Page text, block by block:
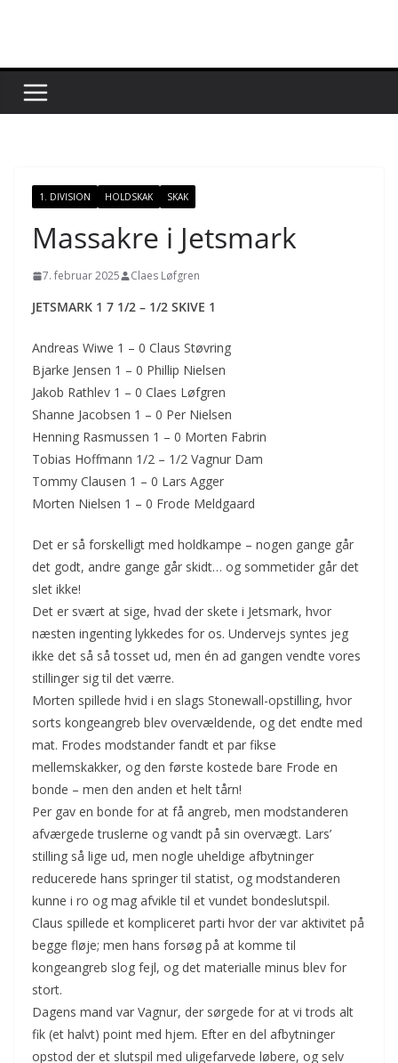
1. DIVISION HOLDSKAK SKAK
Massakre i Jetsmark
7. februar 2025 Claes Løfgren
JETSMARK 1 7 1/2 – 1/2 SKIVE 1
Andreas Wiwe 1 – 0 Claus Støvring
Bjarke Jensen 1 – 0 Phillip Nielsen
Jakob Rathlev 1 – 0 Claes Løfgren
Shanne Jacobsen 1 – 0 Per Nielsen
Henning Rasmussen 1 – 0 Morten Fabrin
Tobias Hoffmann 1/2 – 1/2 Vagnur Dam
Tommy Clausen 1 – 0 Lars Agger
Morten Nielsen 1 – 0 Frode Meldgaard
Det er så forskelligt med holdkampe – nogen gange går
det godt, andre gange går skidt… og sommetider går det
slet ikke!
Det er svært at sige, hvad der skete i Jetsmark, hvor
næsten ingenting lykkedes for os. Undervejs syntes jeg
ikke det så så tosset ud, men én ad gangen vendte vores
stillinger sig til det værre.
Morten spillede hvid i en slags Stonewall-opstilling, hvor
sorts kongeangreb blev overvældende, og det endte med
mat. Frodes modstander fandt et par fikse
mellemskakker, og den første kostede bare Frode en
bonde – men den anden et helt tårn!
Per gav en bonde for at få angreb, men modstanderen
afværgede truslerne og vandt på sin overvægt. Lars’
stilling så lige ud, men nogle uheldige afbytninger
reducerede hans springer til statist, og modstanderen
kunne i ro og mag afvikle til et vundet bondeslutspil.
Claus spillede et kompliceret parti hvor der var aktivitet på
begge fløje; men hans forsøg på at komme til
kongeangreb slog fejl, og det materialle minus blev for
stort.
Dagens mand var Vagnur, der sørgede for at vi trods alt
fik (et halvt) point med hjem. Efter en del afbytninger
opstod der et slutspil med uligefarvede løbere, og selv